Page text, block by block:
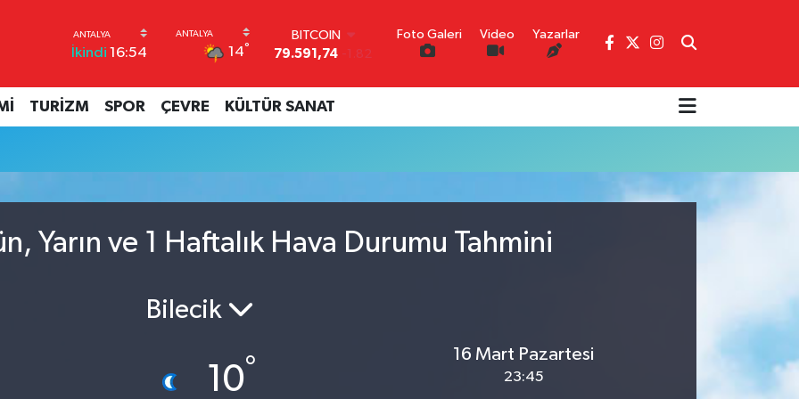
İkindi 16:54 14°
BITCOIN
79.591,74 -1.82
45,43620 0.02
EURO
53,38690 0.19
6862,09000 0.19
14.598,00
0
Foto Galeri Video Yazarlar
TURİZM SPOR ÇEVRE KÜLTÜR SANAT
Yarın ve 1 Haftalık Hava Durumu Tahmini
Bilecik
10°
16 Mart Pazartesi
23:45